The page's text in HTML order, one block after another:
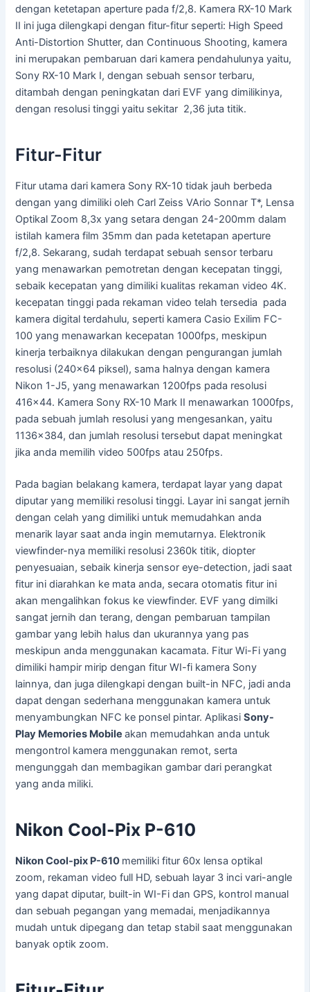
dengan ketetapan aperture pada f/2,8. Kamera RX-10 Mark
II ini juga dilengkapi dengan fitur-fitur seperti: High Speed
Anti-Distortion Shutter, dan Continuous Shooting, kamera
ini merupakan pembaruan dari kamera pendahulunya yaitu,
Sony RX-10 Mark I, dengan sebuah sensor terbaru,
ditambah dengan peningkatan dari EVF yang dimilikinya,
dengan resolusi tinggi yaitu sekitar 2,36 juta titik.
Fitur-Fitur
Fitur utama dari kamera Sony RX-10 tidak jauh berbeda
dengan yang dimiliki oleh Carl Zeiss VArio Sonnar T*, Lensa
Optikal Zoom 8,3x yang setara dengan 24-200mm dalam
istilah kamera film 35mm dan pada ketetapan aperture
f/2,8. Sekarang, sudah terdapat sebuah sensor terbaru
yang menawarkan pemotretan dengan kecepatan tinggi,
sebaik kecepatan yang dimiliki kualitas rekaman video 4K.
kecepatan tinggi pada rekaman video telah tersedia pada
kamera digital terdahulu, seperti kamera Casio Exilim FC-
100 yang menawarkan kecepatan 1000fps, meskipun
kinerja terbaiknya dilakukan dengan pengurangan jumlah
resolusi (240×64 piksel), sama halnya dengan kamera
Nikon 1-J5, yang menawarkan 1200fps pada resolusi
416×44. Kamera Sony RX-10 Mark II menawarkan 1000fps,
pada sebuah jumlah resolusi yang mengesankan, yaitu
1136×384, dan jumlah resolusi tersebut dapat meningkat
jika anda memilih video 500fps atau 250fps.
Pada bagian belakang kamera, terdapat layar yang dapat
diputar yang memiliki resolusi tinggi. Layar ini sangat jernih
dengan celah yang dimiliki untuk memudahkan anda
menarik layar saat anda ingin memutarnya. Elektronik
viewfinder-nya memiliki resolusi 2360k titik, diopter
penyesuaian, sebaik kinerja sensor eye-detection, jadi saat
fitur ini diarahkan ke mata anda, secara otomatis fitur ini
akan mengalihkan fokus ke viewfinder. EVF yang dimilki
sangat jernih dan terang, dengan pembaruan tampilan
gambar yang lebih halus dan ukurannya yang pas
meskipun anda menggunakan kacamata. Fitur Wi-Fi yang
dimiliki hampir mirip dengan fitur WI-fi kamera Sony
lainnya, dan juga dilengkapi dengan built-in NFC, jadi anda
dapat dengan sederhana menggunakan kamera untuk
menyambungkan NFC ke ponsel pintar. AplikasiSony-
Play Memories Mobileakan memudahkan anda untuk
mengontrol kamera menggunakan remot, serta
mengunggah dan membagikan gambar dari perangkat
yang anda miliki.
Nikon Cool-Pix P-610
Nikon Cool-pix P-610 memiliki fitur 60x lensa optikal
zoom, rekaman video full HD, sebuah layar 3 inci vari-angle
yang dapat diputar, built-in WI-Fi dan GPS, kontrol manual
dan sebuah pegangan yang memadai, menjadikannya
mudah untuk dipegang dan tetap stabil saat menggunakan
banyak optik zoom.